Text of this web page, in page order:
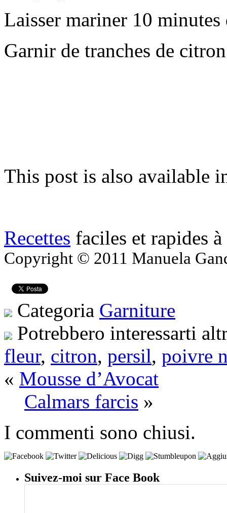
Laisser mariner 10
Garnir de tranches de
This post is also available
Recettes faciles et rapides
Copyright © 2011 Manuela
Categoria Garniture
Potrebbero interessarti
fleur, citron, persil, poivre
« Mousse d’Avocat
Calmars farcis »
I commenti sono chiusi.
Suivez-moi sur Face Book